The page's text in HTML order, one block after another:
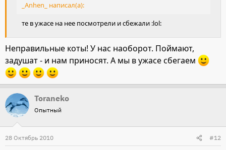
_Anhen_ написал(а):
те в ужасе на нее посмотрели и сбежали :lol:
Неправильные коты! У нас наоборот. Поймают,
задушат - и нам приносят. А мы в ужасе сбегаем
Toraneko
Опытный
28 Октябрь 2010 #12